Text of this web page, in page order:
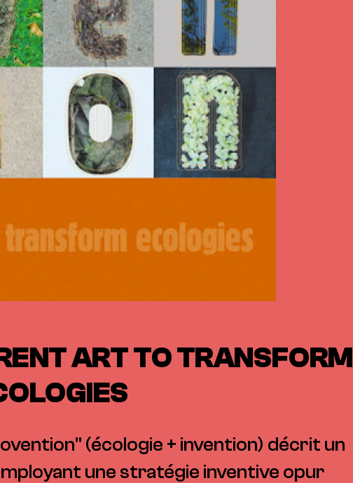
ART TO TRANSFORM
(écologie + invention) décrit un
une stratégie inventive opur